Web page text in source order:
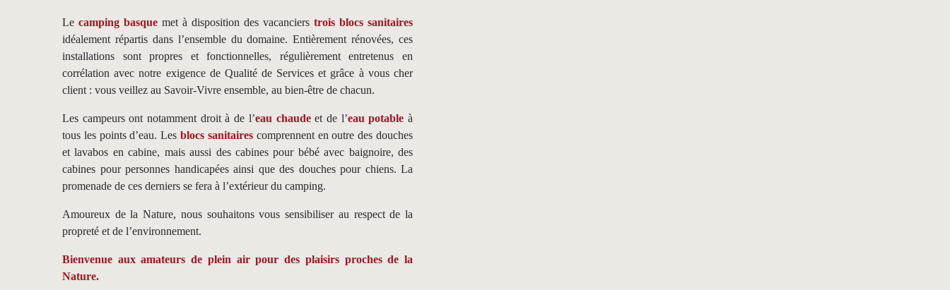
Le camping basque met à disposition des vacanciers trois blocs sanitaires
idéalement répartis dans l’ensemble du domaine. Entièrement rénovées, ces
installations sont propres et fonctionnelles, régulièrement entretenus en
corrélation avec notre exigence de Qualité de Services et grâce à vous cher
client : vous veillez au Savoir-Vivre ensemble, au bien-être de chacun.
Les campeurs ont notamment droit à de l’eau chaudeet de l’eau potable à
tous les points d’eau. Lesblocs sanitairescomprennent en outre des douches
et lavabos en cabine, mais aussi des cabines pour bébé avec baignoire, des
cabines pour personnes handicapées ainsi que des douches pour chiens. La
promenade de ces derniers se fera à l’extérieur du camping.
Amoureux de la Nature, nous souhaitons vous sensibiliser au respect de la
propreté et de l’environnement.
Bienvenue aux amateurs de plein air pour des plaisirs proches de la
Nature.